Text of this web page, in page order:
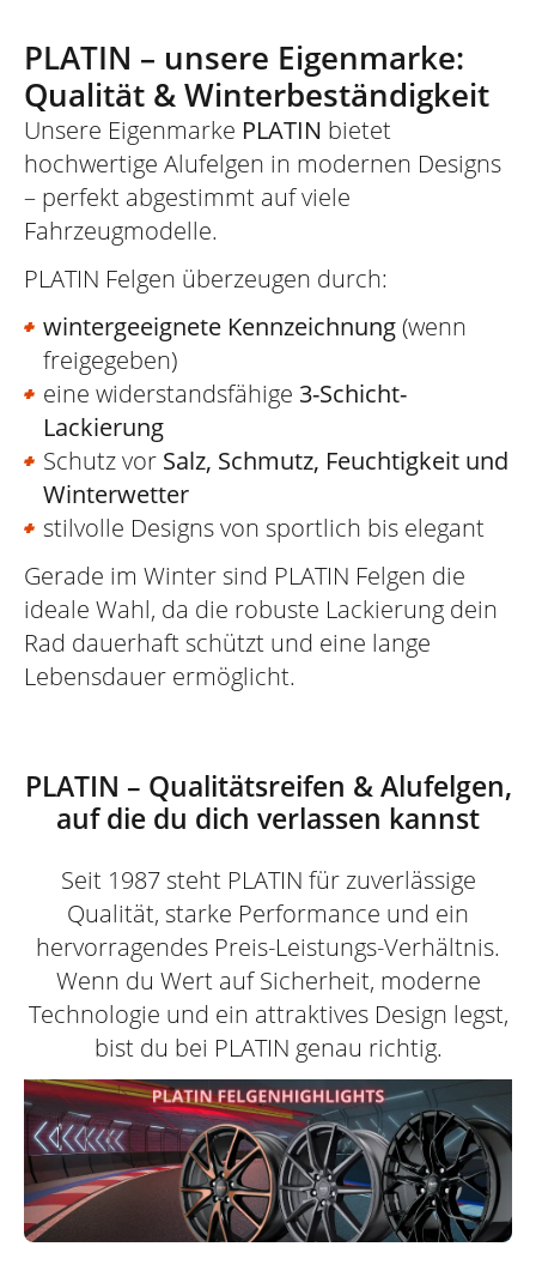
PLATIN – unsere Eigenmarke:
Qualität & Winterbeständigkeit
Unsere Eigenmarke PLATIN bietet
hochwertige Alufelgen in modernen Designs
– perfekt abgestimmt auf viele
Fahrzeugmodelle.
PLATIN Felgen überzeugen durch:
wintergeeignete Kennzeichnung(wenn
freigegeben)
eine widerstandsfähige 3-Schicht-
Lackierung
Schutz vor Salz, Schmutz, Feuchtigkeit und
Winterwetter
stilvolle Designs von sportlich bis elegant
Gerade im Winter sind PLATIN Felgen die
ideale Wahl, da die robuste Lackierung dein
Rad dauerhaft schützt und eine lange
Lebensdauer ermöglicht.
PLATIN – Qualitätsreifen & Alufelgen,
auf die du dich verlassen kannst
Seit 1987 steht PLATIN für zuverlässige
Qualität, starke Performance und ein
hervorragendes Preis-Leistungs-Verhältnis.
Wenn du Wert auf Sicherheit, moderne
Technologie und ein attraktives Design legst,
bist du bei PLATIN genau richtig.